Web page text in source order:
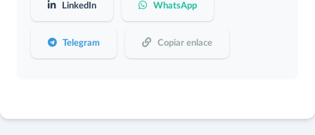
LinkedIn WhatsApp
Telegram Copiar enlace